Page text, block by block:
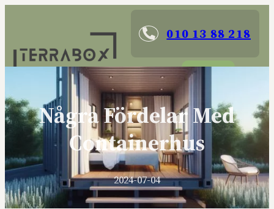
010 13 88 218
Kontakta
Några Fördelar Med
Containerhus
2024-07-04